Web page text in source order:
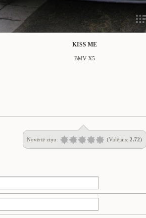
KISS ME
BMV X5
Novērtē ziņu:
(Vidējais: 2.72)